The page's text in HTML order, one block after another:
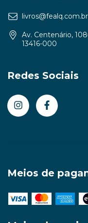
livros@fealq.com.br
Av. Centenário,
13416-000
Redes Sociais
Meios de